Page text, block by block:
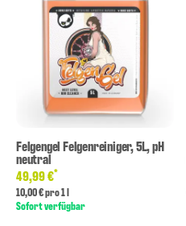
Felgengel Felgenreiniger, 5L, pH
neutral
49,99 €*
10,00 € pro 1 l
Sofort verfügbar